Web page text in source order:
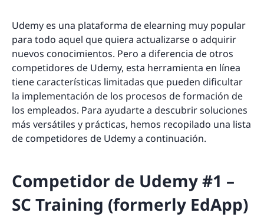
Udemy es una plataforma de elearning muy popular
para todo aquel que quiera actualizarse o adquirir
nuevos conocimientos. Pero a diferencia de otros
competidores de Udemy, esta herramienta en línea
tiene características limitadas que pueden dificultar
la implementación de los procesos de formación de
los empleados. Para ayudarte a descubrir soluciones
más versátiles y prácticas, hemos recopilado una lista
de competidores de Udemy a continuación.
Competidor de Udemy #1 –
SC Training (formerly EdApp)